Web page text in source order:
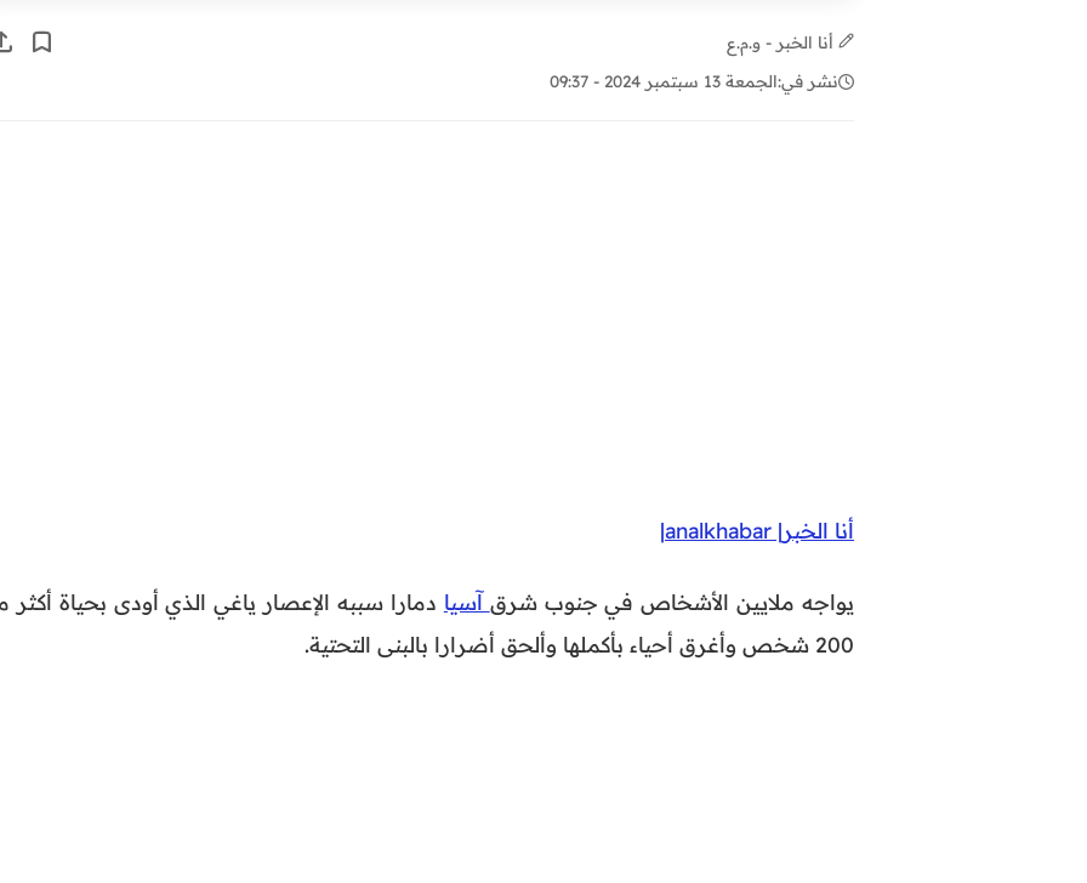
أنا الخبر - و.م.ع
نشر في:الجمعة 13 سبتمبر 2024 - 09:37
أنا الخبر| analkhabar|
يواجه ملايين الأشخاص في جنوب شرق آسيا دمارا سببه الإعصار ياغي الذي أودى بحياة أكثر
200 شخص وأغرق أحياء بأكملها وألحق أضرارا بالبنى التحتية.